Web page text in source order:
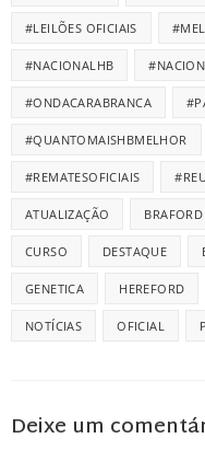
#LEILÕES OFICIAIS
#NACIONALHB
#ONDACARABRANCA
#QUANTOMAISHBMELHOR
#REMATESOFICIAIS
ATUALIZAÇÃO BRAFORD
CURSO DESTAQUE
GENETICA HEREFORD
NOTÍCIAS OFICIAL
Deixe um